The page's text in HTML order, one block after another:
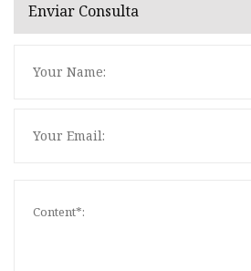
Enviar Consulta